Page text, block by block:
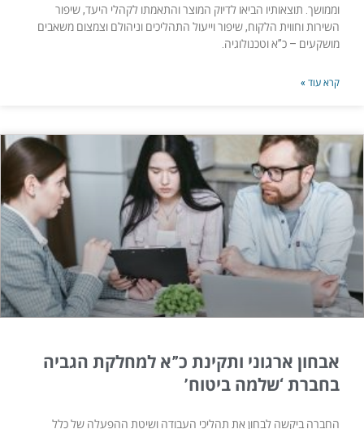
וממושך. תוצאותיו הביאו לדיוק המוצר והתאמתו לקהלי היעד, שיפור
השירות וחווית הלקוח, שיפור וייעול התהליכים וניהולם וצמצום משאבים
מושקעים – כ”א וטכנולוגיה.
קרא עוד »
אבחון ארגוני ותקינת כ”א למחלקת הגביה
בחברת ‘שלמה ביטוח’
החברה ביקשה לבחון את תהליכי העבודה ושיטת ההפעלה של כלל